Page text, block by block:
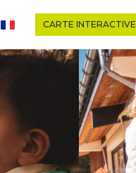
CARTE INTERACTIVE